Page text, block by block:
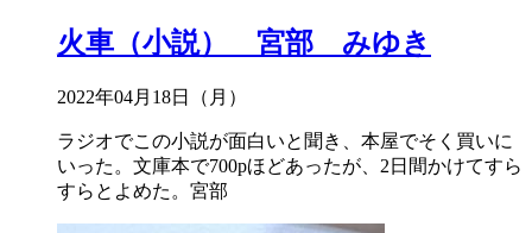
火車（小説） 宮部 みゆき
2022年04月18日（月）
ラジオでこの小説が面白いと聞き、本屋でそく買いに
いった。文庫本で700pほどあったが、2日間かけてすら
すらとよめた。宮部